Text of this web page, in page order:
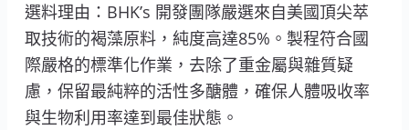
選料理由：BHK’s 開發團隊嚴選來自美國頂尖萃
取技術的褐藻原料，純度高達85%。製程符合國
際嚴格的標準化作業，去除了重金屬與雜質疑
慮，保留最純粹的活性多醣體，確保人體吸收率
與生物利用率達到最佳狀態。